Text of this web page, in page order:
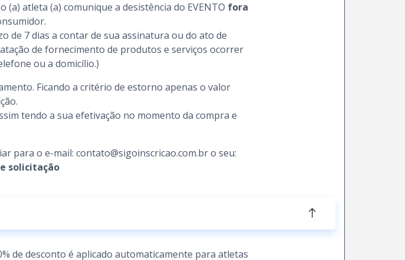
(a) atleta (a) comunique a desistência do EVENTO fora
de 7 dias a contar de sua assinatura ou do ato de
de fornecimento de produtos e serviços ocorrer
ou a domicílio.)
Ficando a critério de estorno apenas o valor
tendo a sua efetivação no momento da compra e
para o e-mail: contato@sigoinscricao.com.br o seu:
solicitação
de desconto é aplicado automaticamente para atletas